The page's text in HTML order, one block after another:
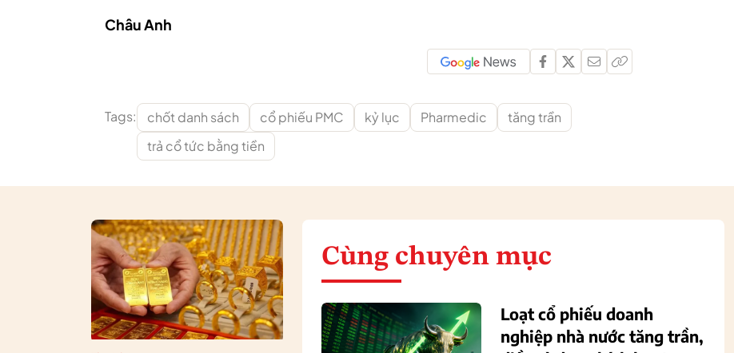
Châu Anh
Tags: chốt danh sách cổ phiếu PMC kỷ lục Pharmedic
tăng trần
trả cổ tức bằng tiền
Cùng chuyên mục
Loạt cổ phiếu doanh
nghiệp nhà nước tăng trần,